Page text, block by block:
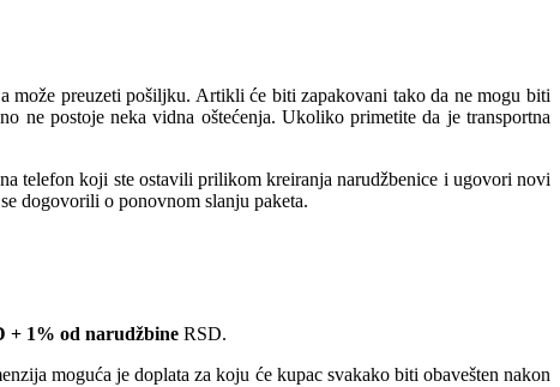
može preuzeti pošiljku. Artikli će biti zapakovani tako da ne mogu biti
ne postoje neka vidna oštećenja. Ukoliko primetite da je transportna
telefon koji ste ostavili prilikom kreiranja narudžbenice i ugovori novi
dogovorili o ponovnom slanju paketa.
+ 1% od narudžbine RSD.
moguća je doplata za koju će kupac svakako biti obavešten nakon